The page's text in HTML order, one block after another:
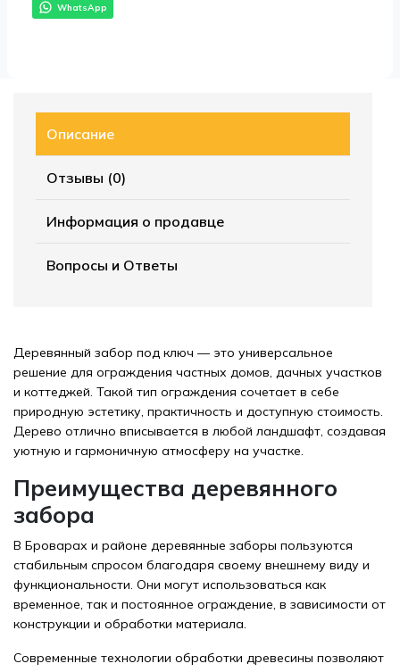
WhatsApp
Описание
Отзывы (0)
Информация о продавце
Вопросы и Ответы
Деревянный забор под ключ — это универсальное
решение для ограждения частных домов, дачных участков
и коттеджей. Такой тип ограждения сочетает в себе
природную эстетику, практичность и доступную стоимость.
Дерево отлично вписывается в любой ландшафт, создавая
уютную и гармоничную атмосферу на участке.
Преимущества деревянного
забора
В Броварах и районе деревянные заборы пользуются
стабильным спросом благодаря своему внешнему виду и
функциональности. Они могут использоваться как
временное, так и постоянное ограждение, в зависимости от
конструкции и обработки материала.
Современные технологии обработки древесины позволяют